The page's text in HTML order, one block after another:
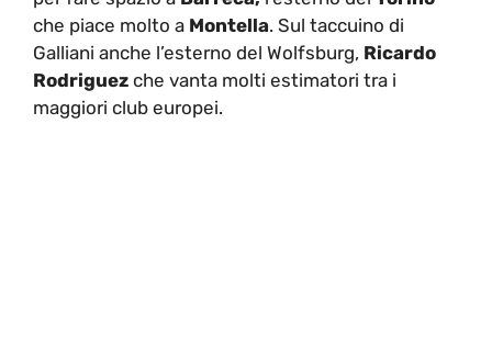
che piace molto a Montella. Sul taccuino di
Galliani anche l’esterno del Wolfsburg, Ricardo
Rodriguez che vanta molti estimatori tra i
maggiori club europei.